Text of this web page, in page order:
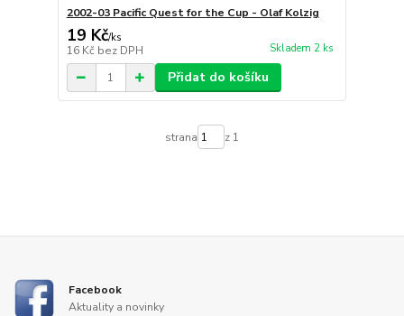
2002-03 Pacific Quest for the Cup - Olaf Kolzig
19 Kč/ks
16 Kč bez DPH Skladem 2 ks
Přidat do košíku
strana z 1
Facebook
Aktuality a novinky